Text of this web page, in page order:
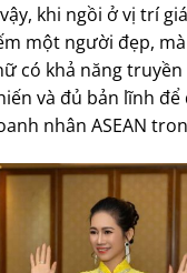
khi ngồi ở vị trí
một người đẹp,
có khả năng truyền
và đủ bản lĩnh để
nhân ASEAN